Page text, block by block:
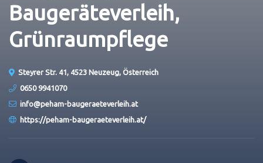
Baugeräteverleih,
Grünraumpflege
Steyrer Str. 41, 4523 Neuzeug, Österreich
0650 9941070
info@peham-baugeraeteverleih.at
https://peham-baugeraeteverleih.at/